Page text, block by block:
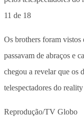
11 de 18
Os brothers foram vistos
passavam de abraços e
chegou a revelar que os
telespectadores do reality
Reprodução/TV Globo